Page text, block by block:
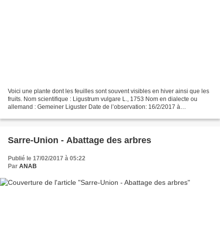
Voici une plante dont les feuilles sont souvent visibles en hiver ainsi que les
fruits. Nom scientifique : Ligustrum vulgare L., 1753 Nom en dialecte ou
allemand : Gemeiner Liguster Date de l’observation: 16/2/2017 à
Sarre-Union - Abattage des arbres
Publié le 17/02/2017 à 05:22
Par ANAB